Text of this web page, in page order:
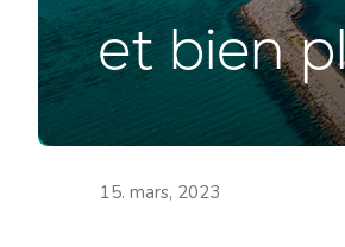
et bien
15. mars, 2023